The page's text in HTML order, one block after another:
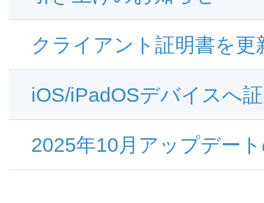
クライアント証明書を
iOS/iPadOSデバイスへ
2025年10月アップデー